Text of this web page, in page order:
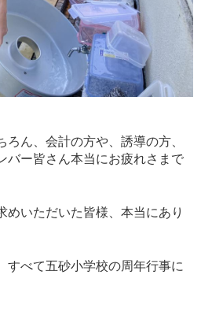
ん、会計の方や、誘導の方、
バー皆さん本当にお疲れさまで
めいただいた皆様、本当にあり
すべて五砂小学校の周年行事に